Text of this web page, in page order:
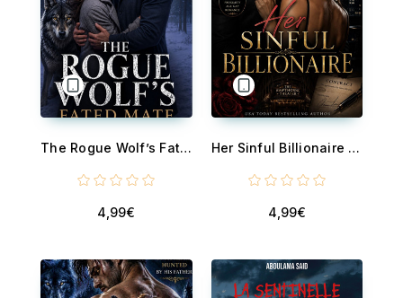
The Rogue Wolf’s Fated Mate - A Rejected Wolf, A Hidden Destiny, and a Love Beyond Fate
4,99€
Her Sinful Billionaire - A Morally Gray, Forced Proximity Age Gap Romance
4,99€